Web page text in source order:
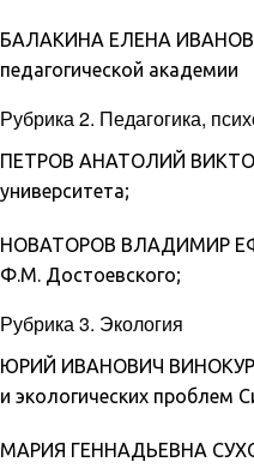
БАЛАКИНА ЕЛЕНА
педагогической академии
Рубрика 2. Педагогика,
ПЕТРОВ АНАТОЛИЙ
университета;
НОВАТОРОВ ВЛАДИМИР
Ф.М. Достоевского;
Рубрика 3. Экология
ЮРИЙ ИВАНОВИЧ
и экологических проблем
МАРИЯ ГЕННАДЬЕВНА